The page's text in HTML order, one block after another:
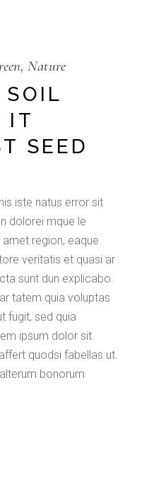
Nature
SOIL
IT
SEED
iste natus error sit
dolorei mque le
region, eaque
veritatis et quasi ar
sunt dun explicabo.
tatem quia voluptas
fugit, sed quia
ipsum dolor sit
quodsi fabellas ut.
bonorum